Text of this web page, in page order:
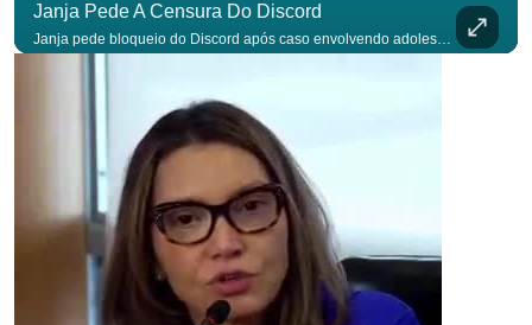
Janja Pede A Censura Do Discord
Janja pede bloqueio do Discord após caso envolvendo adolescente: “Precisamos tirar do ar”. #OAntagonista Se você busca informação com credibilidade, inscreva-se agora e ative o para não